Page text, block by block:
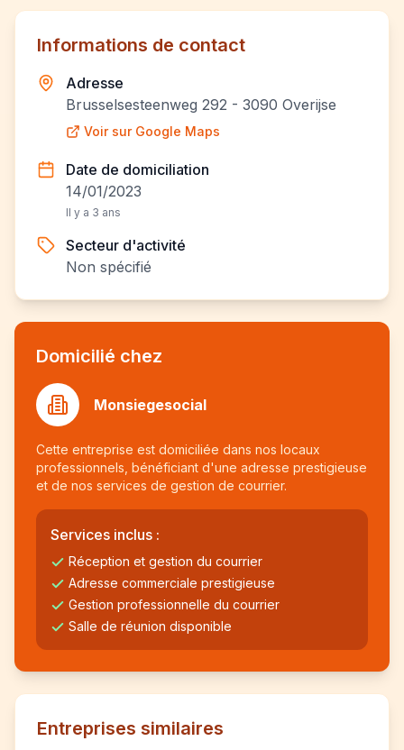
Informations de contact
Adresse
Brusselsesteenweg 292 - 3090 Overijse
Voir sur Google Maps
Date de domiciliation
14/01/2023
Il y a 3 ans
Secteur d'activité
Non spécifié
Domicilié chez
Monsiegesocial
Cette entreprise est domiciliée dans nos locaux
professionnels, bénéficiant d'une adresse prestigieuse
et de nos services de gestion de courrier.
Services inclus :
Réception et gestion du courrier
Adresse commerciale prestigieuse
Gestion professionnelle du courrier
Salle de réunion disponible
Entreprises similaires